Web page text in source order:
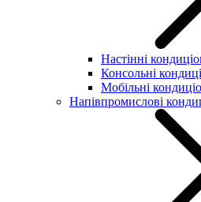
Настінні
Консольні
Мобільні
Напівпромислові